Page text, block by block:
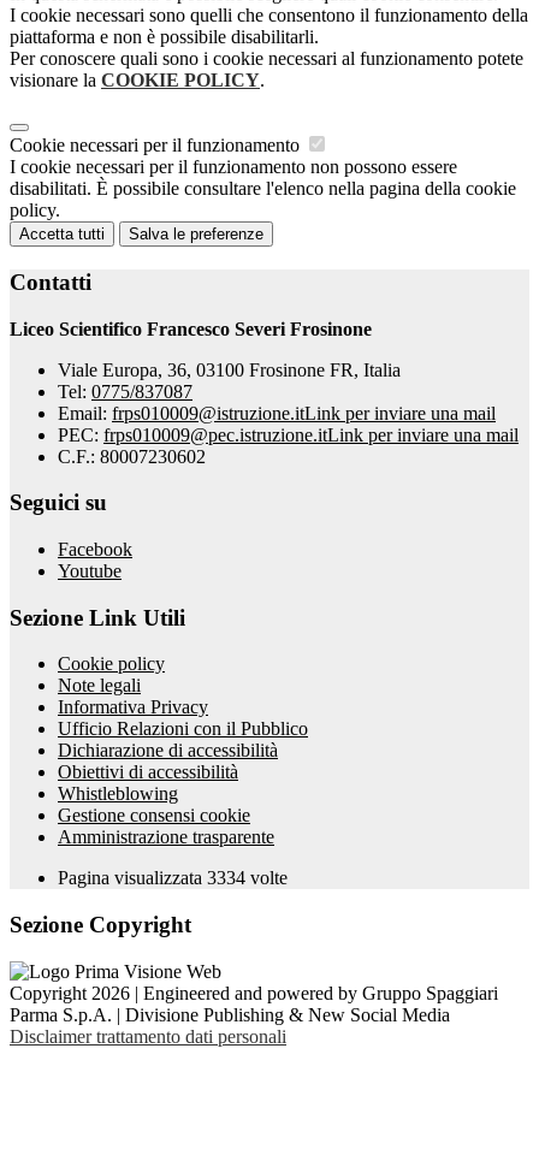
I cookie necessari sono quelli che consentono il funzionamento della
piattaforma e non è possibile disabilitarli.
Per conoscere quali sono i cookie necessari al funzionamento potete
visionare la COOKIE POLICY.
Cookie necessari per il funzionamento
I cookie necessari per il funzionamento non possono essere
disabilitati. È possibile consultare l'elenco nella pagina della cookie
policy.
Accetta tutti Salva le preferenze
Contatti
Liceo Scientifico Francesco Severi Frosinone
Viale Europa, 36, 03100 Frosinone FR, Italia
Tel: 0775/837087
Email: frps010009@istruzione.itLink per inviare una mail
PEC: frps010009@pec.istruzione.itLink per inviare una mail
C.F.: 80007230602
Seguici su
Facebook
Youtube
Sezione Link Utili
Cookie policy
Note legali
Informativa Privacy
Ufficio Relazioni con il Pubblico
Dichiarazione di accessibilità
Obiettivi di accessibilità
Whistleblowing
Gestione consensi cookie
Amministrazione trasparente
Pagina visualizzata 3334 volte
Sezione Copyright
Copyright 2026 | Engineered and powered by Gruppo Spaggiari
Parma S.p.A. | Divisione Publishing & New Social Media
Disclaimer trattamento dati personali